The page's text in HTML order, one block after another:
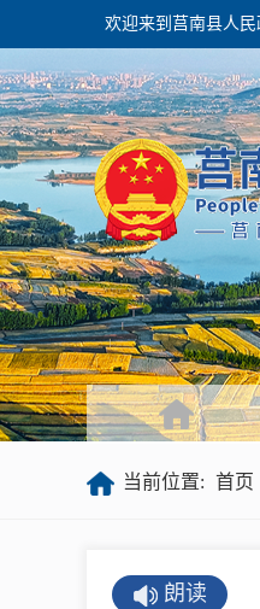
欢迎来到莒南县人
当前位置: 首页
朗读